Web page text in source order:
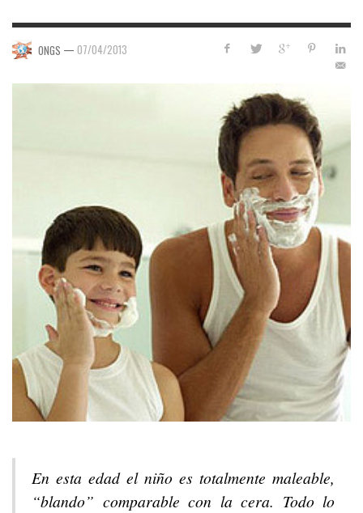
ONGS — 07/04/2013
En esta edad el niño es totalmente maleable,
“blando” comparable con la cera. Todo lo